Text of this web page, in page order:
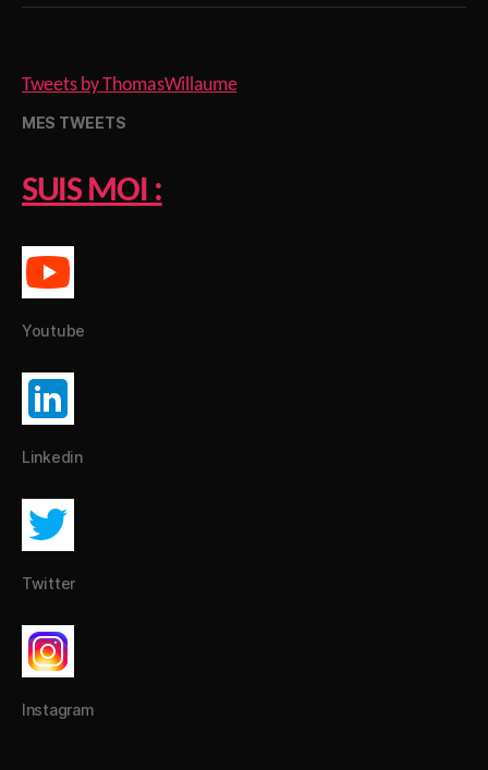
Tweets by ThomasWillaume
MES TWEETS
SUIS MOI :
Youtube
Linkedin
Twitter
Instagram